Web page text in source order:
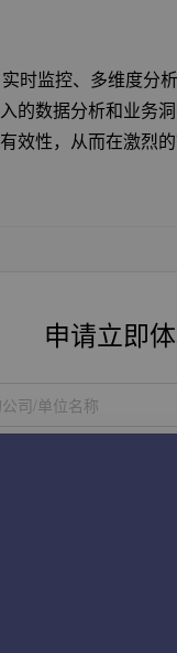
时监控、多维度分
的数据分析和业务
效性，从而在激烈的
申请立即
司/单位名称